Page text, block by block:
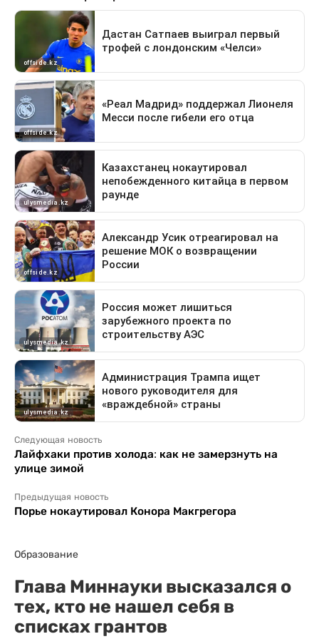
Следующая новость
Лайфхаки против холода: как не замерзнуть на
улице зимой
Предыдущая новость
Порье нокаутировал Конора Макгрегора
Образование
Глава Миннауки высказался о
тех, кто не нашел себя в
списках грантов